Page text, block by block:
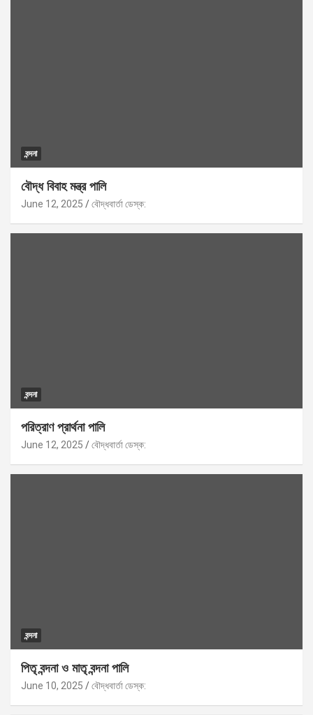
বন্দনা
বৌদ্ধ বিবাহ মন্ত্র পালি
June 12, 2025 বৌদ্ধবার্তা ডেস্ক:
বন্দনা
পরিত্রাণ প্রার্থনা পালি
June 12, 2025 বৌদ্ধবার্তা ডেস্ক:
বন্দনা
পিতৃ বন্দনা ও মাতৃ বন্দনা পালি
June 10, 2025 বৌদ্ধবার্তা ডেস্ক: